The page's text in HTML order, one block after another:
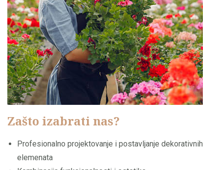
Zašto izabrati nas?
Profesionalno projektovanje i postavljanje dekorativnih
elemenata